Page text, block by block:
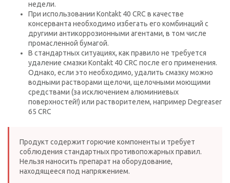
недели.
При использовании Kontakt 40 CRC в качестве
консерванта необходимо избегать его комбинаций с
другими антикоррозионными агентами, в том числе
промасленной бумагой.
В стандартных ситуациях, как правило не требуется
удаление смазки Kontakt 40 CRC после его применения.
Однако, если это необходимо, удалить смазку можно
водными растворами щелочи, щелочными моющими
средствами (за исключением алюминиевых
поверхностей!) или растворителем, например Degreaser
65 CRC
Продукт содержит горючие компоненты и требует
соблюдения стандартных противопожарных правил.
Нельзя наносить препарат на оборудование,
находящееся под напряжением.